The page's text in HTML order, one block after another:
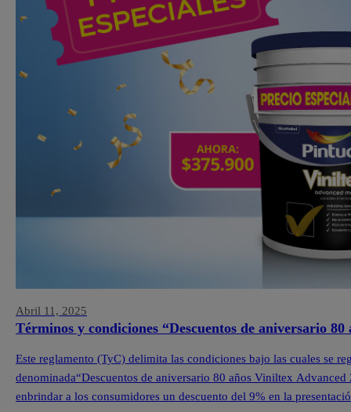
Abril 11, 2025
Términos y condiciones “Descuentos de aniversario
Este reglamento (TyC) delimita las condiciones bajo las cuales se
denominada“Descuentos de aniversario 80 años Viniltex
enbrindar a los consumidores un descuento del 9% en la